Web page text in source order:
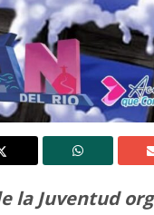
la Juventud